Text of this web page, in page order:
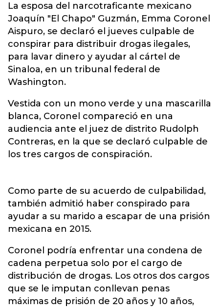
La esposa del narcotraficante mexicano
Joaquín "El Chapo" Guzmán, Emma Coronel
Aispuro, se declaró el jueves culpable de
conspirar para distribuir drogas ilegales,
para lavar dinero y ayudar al cártel de
Sinaloa, en un tribunal federal de
Washington.
Vestida con un mono verde y una mascarilla
blanca, Coronel compareció en una
audiencia ante el juez de distrito Rudolph
Contreras, en la que se declaró culpable de
los tres cargos de conspiración.
Como parte de su acuerdo de culpabilidad,
también admitió haber conspirado para
ayudar a su marido a escapar de una prisión
mexicana en 2015.
Coronel podría enfrentar una condena de
cadena perpetua solo por el cargo de
distribución de drogas. Los otros dos cargos
que se le imputan conllevan penas
máximas de prisión de 20 años y 10 años,